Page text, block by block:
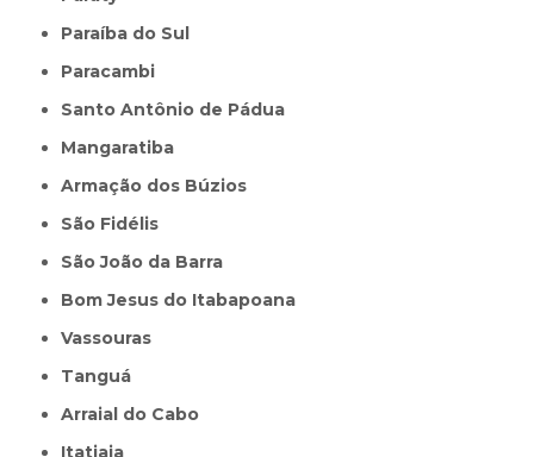
Paraíba do Sul
Paracambi
Santo Antônio de Pádua
Mangaratiba
Armação dos Búzios
São Fidélis
São João da Barra
Bom Jesus do Itabapoana
Vassouras
Tanguá
Arraial do Cabo
Itatiaia